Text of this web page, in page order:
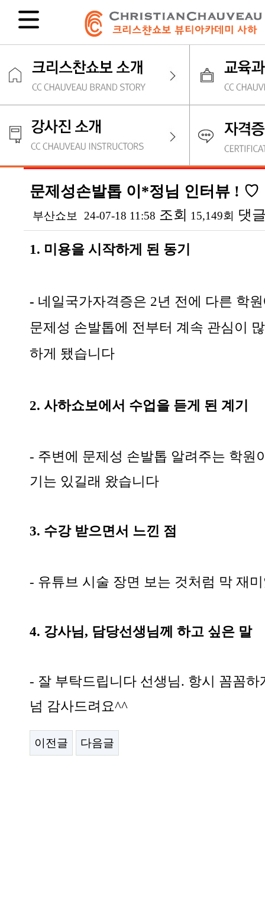
문제성손발톱 이*정님 인터뷰 ! ♡
부산쇼보 24-07-18 11:58 조회 15,149회 댓
1. 미용을 시작하게 된 동기
- 네일국가자격증은 2년 전에 다른 학
문제성 손발톱에 전부터 계속 관심이
하게 됐습니다
2. 사하쇼보에서 수업을 듣게 된 계기
- 주변에 문제성 손발톱 알려주는 학원
기는 있길래 왔습니다
3. 수강 받으면서 느낀 점
- 유튜브 시술 장면 보는 것처럼 막 재
4. 강사님, 담당선생님께 하고 싶은 말
- 잘 부탁드립니다 선생님. 항시 꼼꼼하
넘 감사드려요^^
이전글 다음글